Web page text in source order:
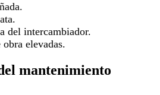
del intercambiador.
elevadas.
mantenimiento